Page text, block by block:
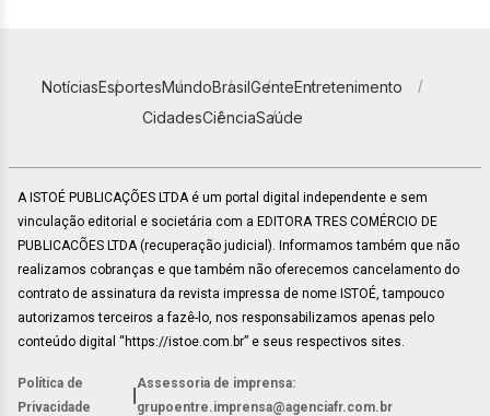
NotíciasEsportesMundoBrasilGenteEntretenimento
CidadesCiênciaSaúde
A ISTOÉ PUBLICAÇÕES LTDA é um portal digital independente e sem
vinculação editorial e societária com a EDITORA TRES COMÉRCIO DE
PUBLICACÕES LTDA (recuperação judicial). Informamos também que não
realizamos cobranças e que também não oferecemos cancelamento do
contrato de assinatura da revista impressa de nome ISTOÉ, tampouco
autorizamos terceiros a fazê-lo, nos responsabilizamos apenas pelo
conteúdo digital “https://istoe.com.br” e seus respectivos sites.
Política de
Privacidade
Assessoria de imprensa:
grupoentre.imprensa@agenciafr.com.br